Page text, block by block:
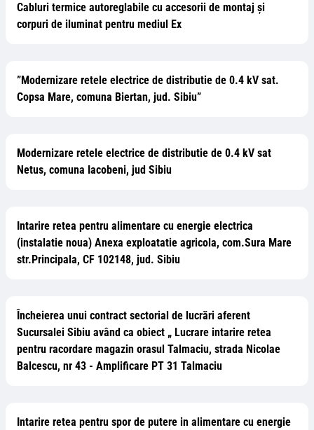
Cabluri termice autoreglabile cu accesorii de montaj și
corpuri de iluminat pentru mediul Ex
”Modernizare retele electrice de distributie de 0.4 kV sat.
Copsa Mare, comuna Biertan, jud. Sibiu”
Modernizare retele electrice de distributie de 0.4 kV sat
Netus, comuna Iacobeni, jud Sibiu
Intarire retea pentru alimentare cu energie electrica
(instalatie noua) Anexa exploatatie agricola, com.Sura Mare
str.Principala, CF 102148, jud. Sibiu
Încheierea unui contract sectorial de lucrări aferent
Sucursalei Sibiu având ca obiect „ Lucrare intarire retea
pentru racordare magazin orasul Talmaciu, strada Nicolae
Balcescu, nr 43 - Amplificare PT 31 Talmaciu
Intarire retea pentru spor de putere in alimentare cu energie